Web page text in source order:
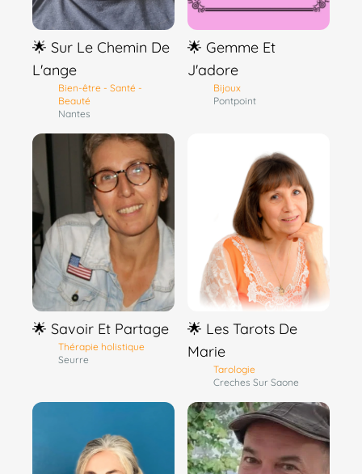
🌟 Sur Le Chemin De
L'ange
Bien-être - Santé -
Beauté
Nantes
🌟 Gemme Et
J'adore
Bijoux
Pontpoint
🌟 Savoir Et Partage
Thérapie holistique
Seurre
🌟 Les Tarots De
Marie
Tarologie
Creches Sur Saone